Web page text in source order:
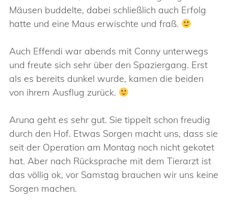
Mäusen buddelte, dabei schließlich auch Erfolg
hatte und eine Maus erwischte und fraß.
Auch Effendi war abends mit Conny unterwegs
und freute sich sehr über den Spaziergang. Erst
als es bereits dunkel wurde, kamen die beiden
von ihrem Ausflug zurück.
Aruna geht es sehr gut. Sie tippelt schon freudig
durch den Hof. Etwas Sorgen macht uns, dass sie
seit der Operation am Montag noch nicht gekotet
hat. Aber nach Rücksprache mit dem Tierarzt ist
das völlig ok, vor Samstag brauchen wir uns keine
Sorgen machen.